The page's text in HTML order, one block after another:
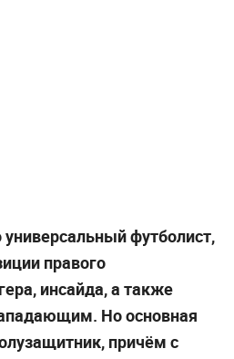
футболист,
правого
инсайда, а также
Но основная
причём с